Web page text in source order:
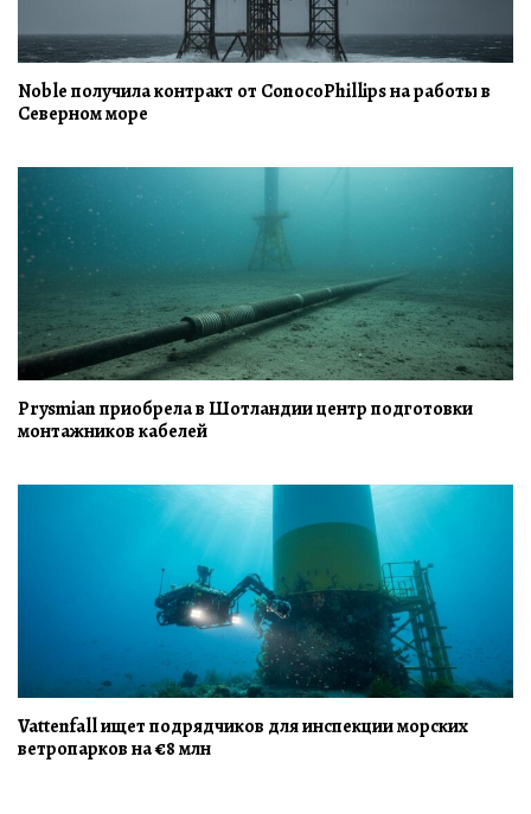
Noble получила контракт от ConocoPhillips на работы в
Северном море
Prysmian приобрела в Шотландии центр подготовки
монтажников кабелей
Vattenfall ищет подрядчиков для инспекции морских
ветропарков на €8 млн